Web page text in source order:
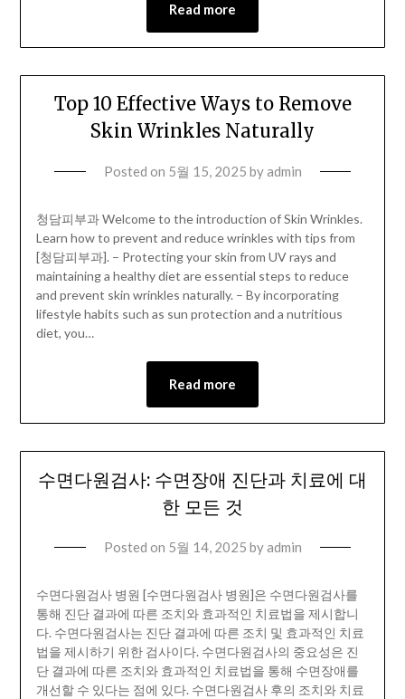
Read more
Top 10 Effective Ways to Remove
Skin Wrinkles Naturally
Posted on 5월 15, 2025 byadmin
청담피부과 Welcome to the introduction of Skin Wrinkles.
Learn how to prevent and reduce wrinkles with tips from
[청담피부과]. – Protecting your skin from UV rays and
maintaining a healthy diet are essential steps to reduce
and prevent skin wrinkles naturally. – By incorporating
lifestyle habits such as sun protection and a nutritious
diet, you…
Read more
수면다원검사: 수면장애 진단과 치료에 대
한 모든 것
Posted on 5월 14, 2025 byadmin
수면다원검사 병원 [수면다원검사 병원]은 수면다원검사를
통해 진단 결과에 따른 조치와 효과적인 치료법을 제시합니
다. 수면다원검사는 진단 결과에 따른 조치 및 효과적인 치료
법을 제시하기 위한 검사이다. 수면다원검사의 중요성은 진
단 결과에 따른 조치와 효과적인 치료법을 통해 수면장애를
개선할 수 있다는 점에 있다. 수면다원검사 후의 조치와 치료